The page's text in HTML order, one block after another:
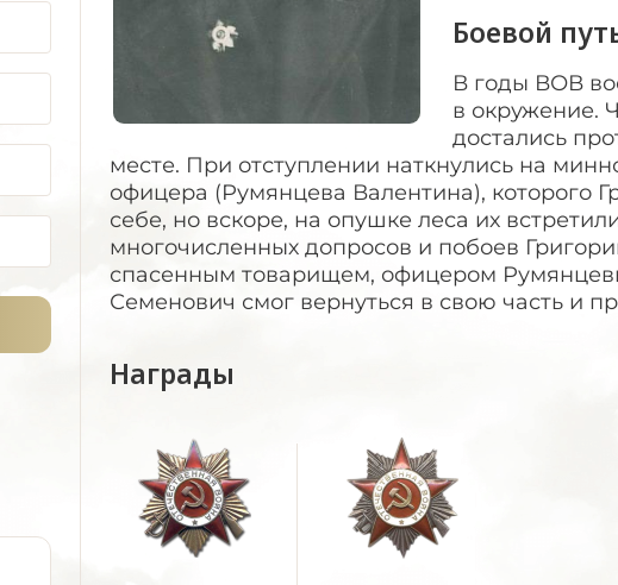
Боевой
В годы ВОВ
в окружение.
достались
месте. При отступлении наткнулись на
офицера (Румянцева Валентина), которого
себе, но вскоре, на опушке леса их
многочисленных допросов и побоев
спасенным товарищем, офицером
Семенович смог вернуться в свою часть и
Награды